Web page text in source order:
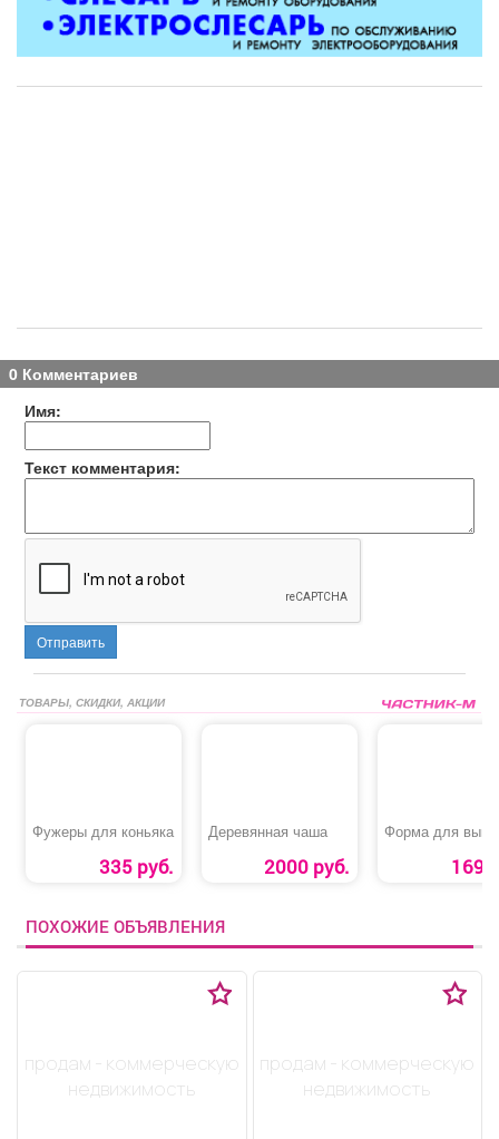
0 Комментариев
Имя:
Текст комментария:
Отправить
ТОВАРЫ, СКИДКИ, АКЦИИ
Фужеры для коньяка
335 руб.
Деревянная чаша
2000 руб.
Форма для
169
ПОХОЖИЕ ОБЪЯВЛЕНИЯ
продам - коммерческую
недвижимость
продам - коммерческую
недвижимость